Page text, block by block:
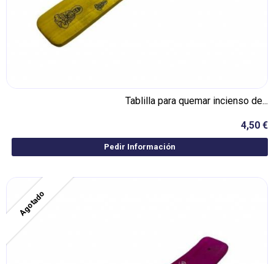
Tablilla para quemar incienso de...
4,50 €
Pedir Información
Agotado